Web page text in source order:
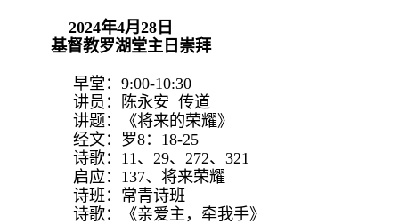
2024年4月28日
基督教罗湖堂主日崇拜
早堂：9:00-10:30
讲员：陈永安 传道
讲题：《将来的荣耀》
经文：罗8：18-25
诗歌：11、29、272、321
启应：137、将来荣耀
诗班：常青诗班
诗歌：《亲爱主，牵我手》